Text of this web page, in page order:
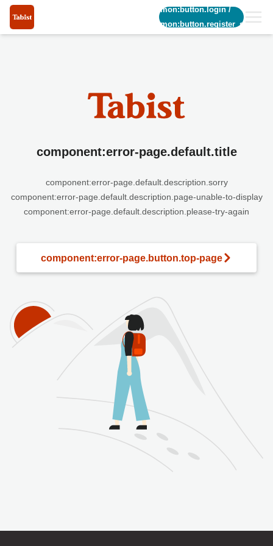
common:button.login/
common:button.register_short
component:error-page.default.title
component:error-page.default.description.sorry
component:error-page.default.description.page-unable-to-display
component:error-page.default.description.please-try-again
component:error-page.button.top-page